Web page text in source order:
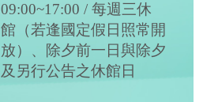
09:00~17:00 / 每週三休
館（若逢國定假日照常開
放）、除夕前一日與除夕
及另行公告之休館日